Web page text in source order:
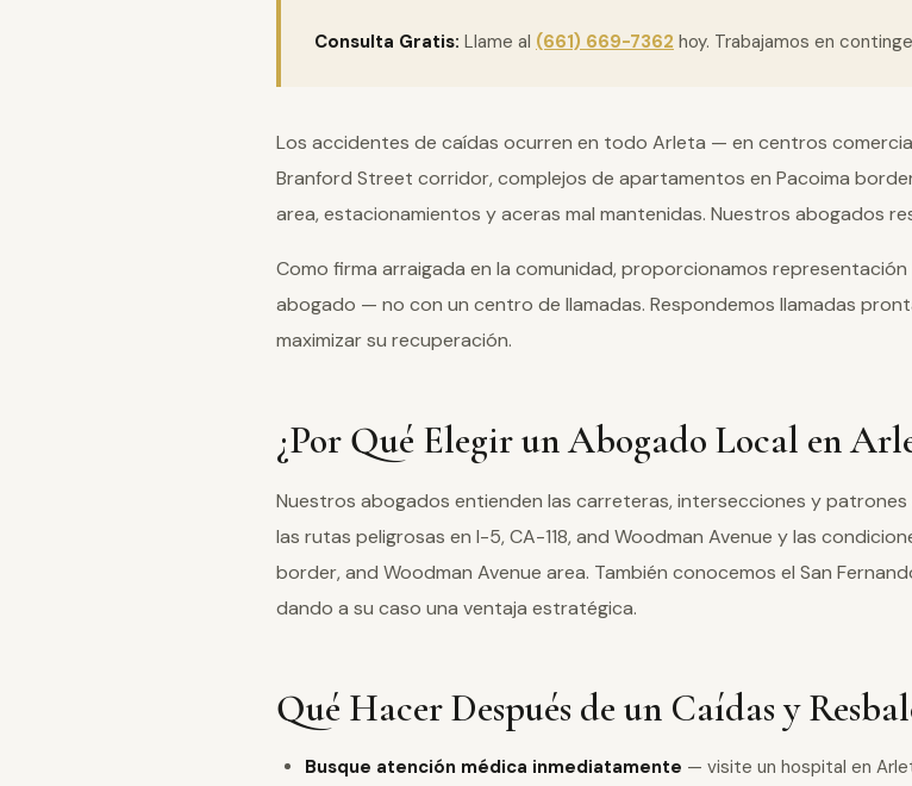
Consulta Gratis: Llame al (661) 669-7362 hoy. Trabajamos en
Los accidentes de caídas ocurren en todo Arleta — en centros
Branford Street corridor, complejos de apartamentos en Pacoima
area, estacionamientos y aceras mal mantenidas. Nuestros abogados
Como firma arraigada en la comunidad, proporcionamos
abogado — no con un centro de llamadas. Respondemos llamadas
maximizar su recuperación.
¿Por Qué Elegir un Abogado Local en
Nuestros abogados entienden las carreteras, intersecciones y
las rutas peligrosas en I-5, CA-118, and Woodman Avenue y las
border, and Woodman Avenue area. También conocemos el San
dando a su caso una ventaja estratégica.
Qué Hacer Después de un Caídas y
Busque atención médica inmediatamente — visite un hospital en